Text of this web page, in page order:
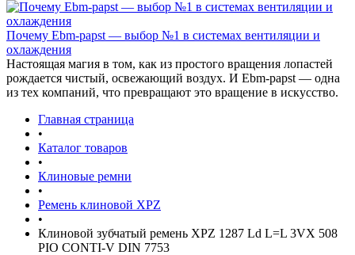
Почему Ebm-papst — выбор №1 в системах вентиляции и
охлаждения
Настоящая магия в том, как из простого вращения лопастей
рождается чистый, освежающий воздух. И Ebm-papst — одна
из тех компаний, что превращают это вращение в искусство.
Главная страница
•
Каталог товаров
•
Клиновые ремни
•
Ремень клиновой XPZ
•
Клиновой зубчатый ремень XPZ 1287 Ld L=L 3VX 508
PIO CONTI-V DIN 7753